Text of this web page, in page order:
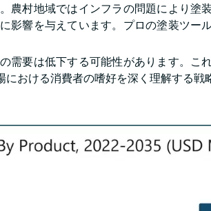
農村地域ではインフラの問題により塗
影響を与えています。プロの塗装ツー
需要は低下する可能性があります。こ
おける消費者の嗜好を深く理解する戦